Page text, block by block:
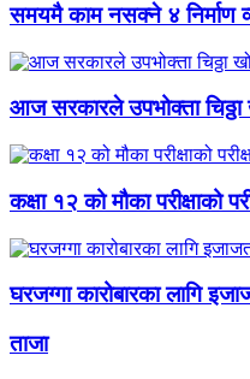
समयमै काम नसक्ने ४ निर्माण
आज सरकारले उपभोक्ता
कक्षा १२ को मौका परीक्षाको
घरजग्गा कारोबारका लागि
ताजा